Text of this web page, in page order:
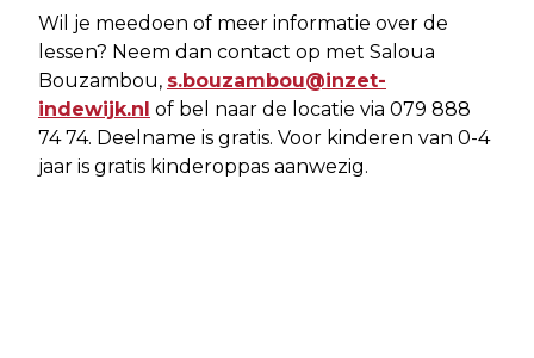
Wil je meedoen of meer informatie over de
lessen? Neem dan contact op met Saloua
Bouzambou, s.bouzambou@inzet-
indewijk.nl of bel naar de locatie via 079 888
74 74. Deelname is gratis. Voor kinderen van 0-4
jaar is gratis kinderoppas aanwezig.